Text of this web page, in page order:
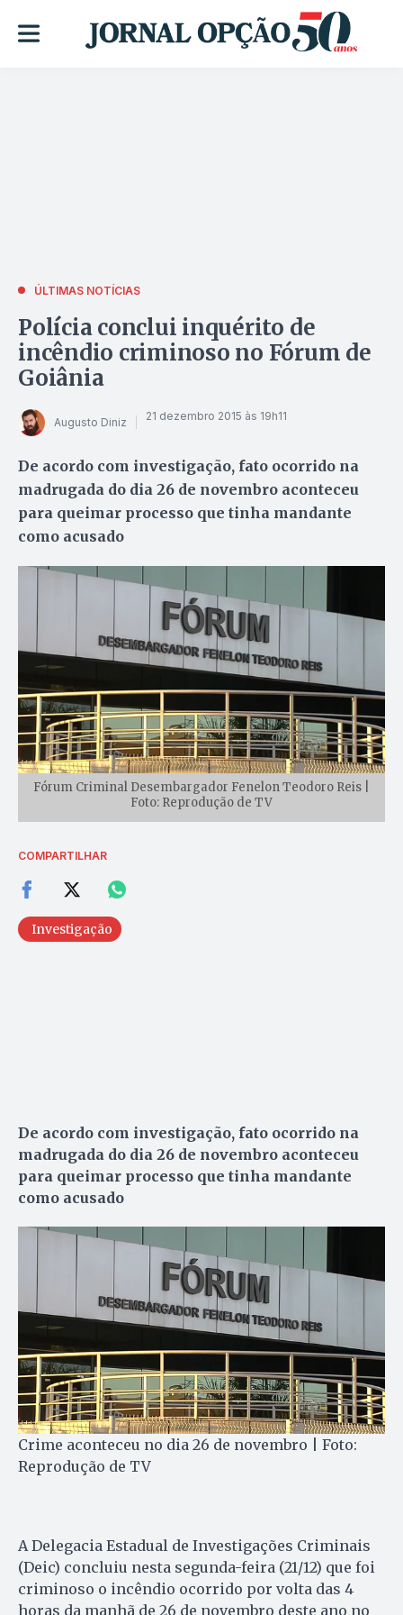
ÚLTIMAS NOTÍCIAS
Polícia conclui inquérito de
incêndio criminoso no Fórum de
Goiânia
Augusto Diniz 21 dezembro 2015 às 19h11
De acordo com investigação, fato ocorrido na
madrugada do dia 26 de novembro aconteceu
para queimar processo que tinha mandante
como acusado
Fórum Criminal Desembargador Fenelon Teodoro Reis |
Foto: Reprodução de TV
COMPARTILHAR
Investigação
De acordo com investigação, fato ocorrido na
madrugada do dia 26 de novembro aconteceu
para queimar processo que tinha mandante
como acusado
Crime aconteceu no dia 26 de novembro | Foto:
Reprodução de TV
A Delegacia Estadual de Investigações Criminais
(Deic) concluiu nesta segunda-feira (21/12) que foi
criminoso o incêndio ocorrido por volta das 4
horas da manhã de 26 de novembro deste ano no